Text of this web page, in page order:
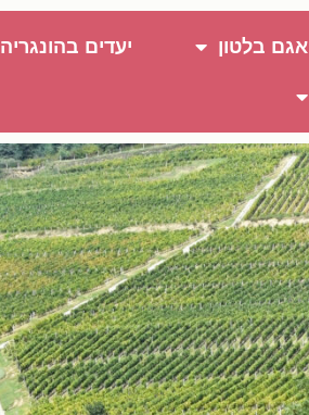
אגם בלטון יעדים בהונגריה